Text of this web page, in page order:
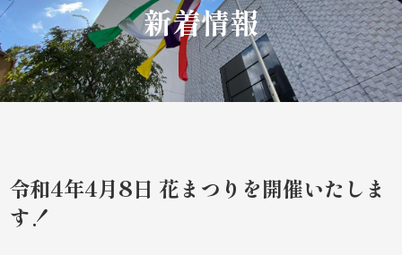
新着情報
令和4年4月8日 花まつりを開催いたしま
す！